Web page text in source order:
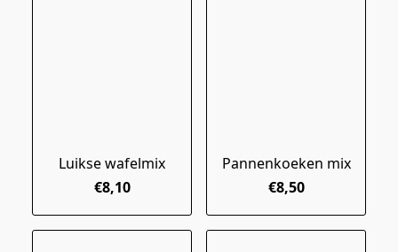
Luikse wafelmix
€8,10
Pannenkoeken mix
€8,50